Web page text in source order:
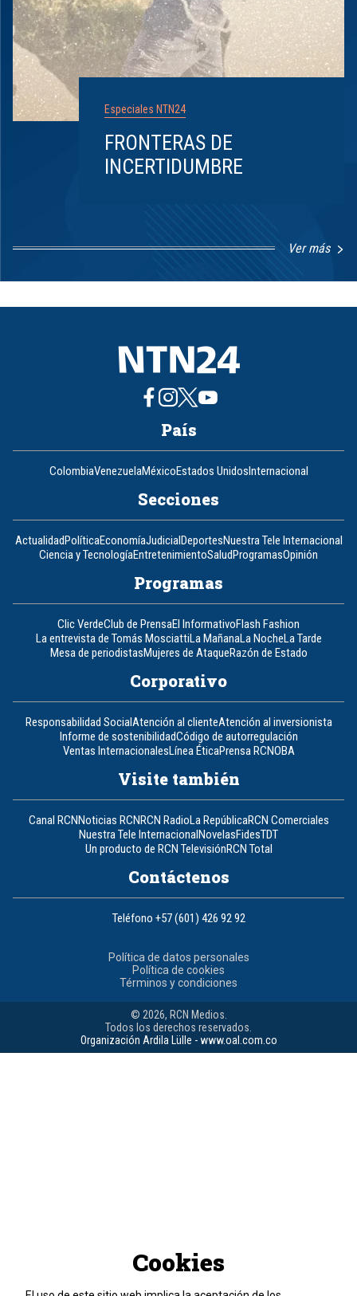
Especiales NTN24
FRONTERAS DE
INCERTIDUMBRE
Ver más
8
País
ColombiaVenezuelaMéxicoEstados UnidosInternacional
Secciones
ActualidadPolíticaEconomíaJudicialDeportesNuestra Tele Internacional
Ciencia y TecnologíaEntretenimientoSaludProgramasOpinión
Programas
Clic VerdeClub de PrensaEl InformativoFlash Fashion
La entrevista de Tomás MosciattiLa MañanaLa NocheLa Tarde
Mesa de periodistasMujeres de AtaqueRazón de Estado
Corporativo
Responsabilidad SocialAtención al clienteAtención al inversionista
Informe de sostenibilidadCódigo de autorregulación
Ventas InternacionalesLínea ÉticaPrensa RCNOBA
Visite también
Canal RCNNoticias RCNRCN RadioLa RepúblicaRCN Comerciales
Nuestra Tele InternacionalNovelasFidesTDT
Un producto de RCN TelevisiónRCN Total
Contáctenos
Teléfono +57 (601) 426 92 92
Política de datos personales
Política de cookies
Términos y condiciones
© 2026, RCN Medios.
Todos los derechos reservados.
Organización Ardila Lülle - www.oal.com.co
Cookies